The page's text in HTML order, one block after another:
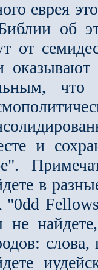
еврея
об
от
что
и
в
"0dd
не